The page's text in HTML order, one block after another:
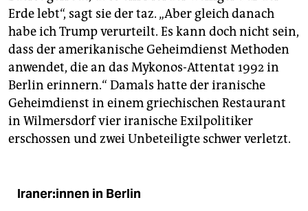
Erde lebt“, sagt sie der taz. „Aber gleich danach
habe ich Trump verurteilt. Es kann doch nicht sein,
dass der amerikanische Geheimdienst Methoden
anwendet, die an das Mykonos-Attentat 1992 in
Berlin erinnern.“ Damals hatte der iranische
Geheimdienst in einem griechischen Restaurant
in Wilmersdorf vier iranische Exilpolitiker
erschossen und zwei Unbeteiligte schwer verletzt.
Iraner:innen in Berlin